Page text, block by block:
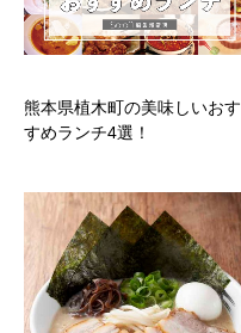
熊本県植木町の美味しいおす
すめランチ4選！